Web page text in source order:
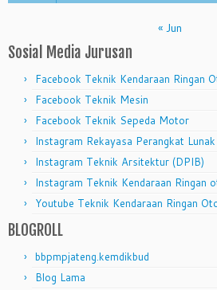
« Jun
Sosial Media Jurusan
Facebook Teknik Kendaraan Ringan
Facebook Teknik Mesin
Facebook Teknik Sepeda Motor
Instagram Rekayasa Perangkat
Instagram Teknik Arsitektur (DPIB)
Instagram Teknik Kendaraan Ringan
Youtube Teknik Kendaraan Ringan
BLOGROLL
bbpmpjateng.kemdikbud
Blog Lama